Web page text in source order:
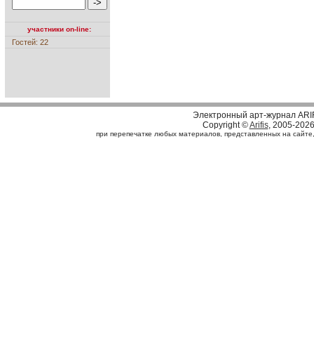
участники on-line:
Гостей: 22
Электронный арт-журнал
Copyright ©Arifis, 2005-2026
при перепечатке любых материалов, представленных на